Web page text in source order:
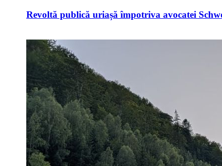
Revoltă publică uriașă împotriva avocatei